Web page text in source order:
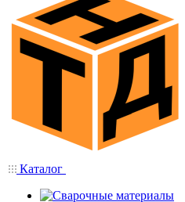
Каталог